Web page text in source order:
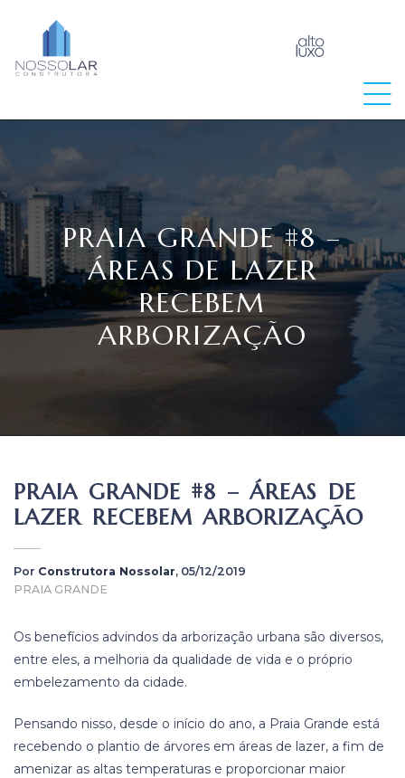
PRAIA GRANDE #8 –
ÁREAS DE LAZER
RECEBEM
ARBORIZAÇÃO
PRAIA GRANDE #8 – ÁREAS DE
LAZER RECEBEM ARBORIZAÇÃO
Por Construtora Nossolar, 05/12/2019
PRAIA GRANDE
Os benefícios advindos da arborização urbana são diversos,
entre eles, a melhoria da qualidade de vida e o próprio
embelezamento da cidade.
Pensando nisso, desde o início do ano, a Praia Grande está
recebendo o plantio de árvores em áreas de lazer, a fim de
amenizar as altas temperaturas e proporcionar maior